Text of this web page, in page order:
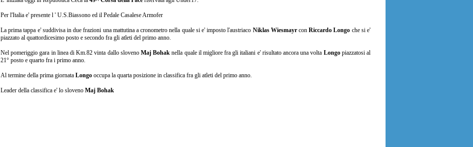
Per l'Italia e' presente l ' U.S.Biassono ed il Pedale Casalese Armofer
La prima tappa e' suddivisa in due frazioni una mattutina a cronometro nella quale si e' imposto l'austriaco Niklas WiesmayrconRiccardo Longo che si e'
piazzato al quattordicesimo posto e secondo fra gli atleti del primo anno.
Nel pomeriggio gara in linea di Km.82 vinta dallo sloveno Maj Bohaknella quale il migliore fra gli italiani e' risultato ancora una volta Longo piazzatosi al
21° posto e quarto fra i primo anno.
Al termine della prima giornata Longo occupa la quarta posizione in classifica fra gli atleti del primo anno.
Leader della classifica e' lo sloveno Maj Bohak